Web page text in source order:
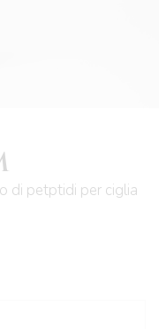
di petptidi per ciglia